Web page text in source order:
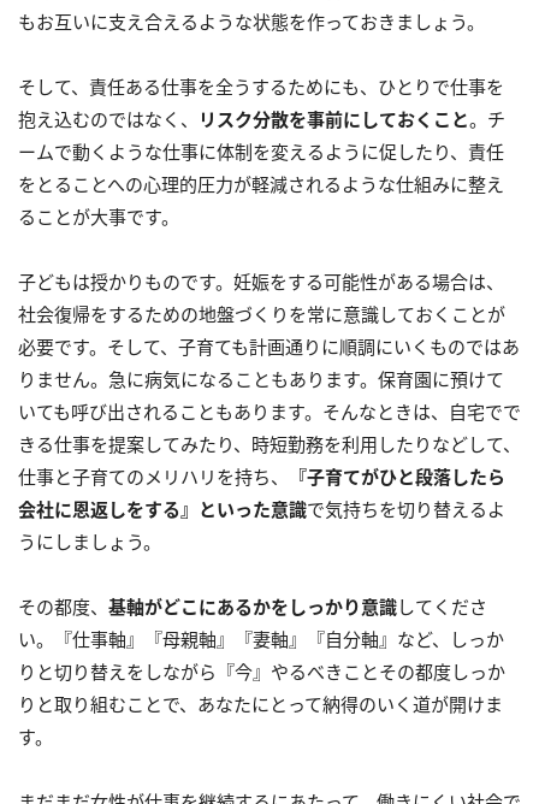
もお互いに支え合えるような状態を作っておきましょう。
そして、責任ある仕事を全うするためにも、ひとりで仕事を
抱え込むのではなく、
リスク分散を事前にしておくこと。チ
ームで動くような仕事に体制を変えるように促したり、責任
をとることへの心理的圧力が軽減されるような仕組みに整え
ることが大事です。
子どもは授かりものです。妊娠をする可能性がある場合は、
社会復帰をするための地盤づくりを常に意識しておくことが
必要です。そして、子育ても計画通りに順調にいくものではあ
りません。急に病気になることもあります。保育園に預けて
いても呼び出されることもあります。そんなときは、自宅でで
きる仕事を提案してみたり、時短勤務を利用したりなどして、
仕事と子育てのメリハリを持ち、
『子育てがひと段落したら
会社に恩返しをする』といった意識で気持ちを切り替えるよ
うにしましょう。
その都度、 基軸がどこにあるかをしっかり意識してくださ
い。『仕事軸』『母親軸』『妻軸』『自分軸』など、しっか
りと切り替えをしながら『今』やるべきことその都度しっか
りと取り組むことで、あなたにとって納得のいく道が開けま
す。